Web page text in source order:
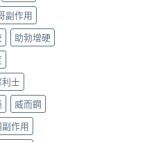
副作用
助勃增硬
利士
威而鋼
作用